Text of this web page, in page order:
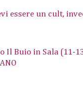
essere un cult,
Buio in Sala (11-